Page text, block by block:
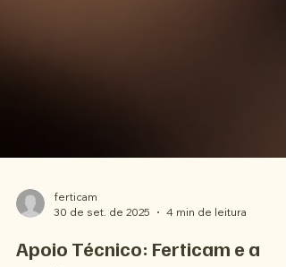
30 de set. de 2025
4 min de leitura